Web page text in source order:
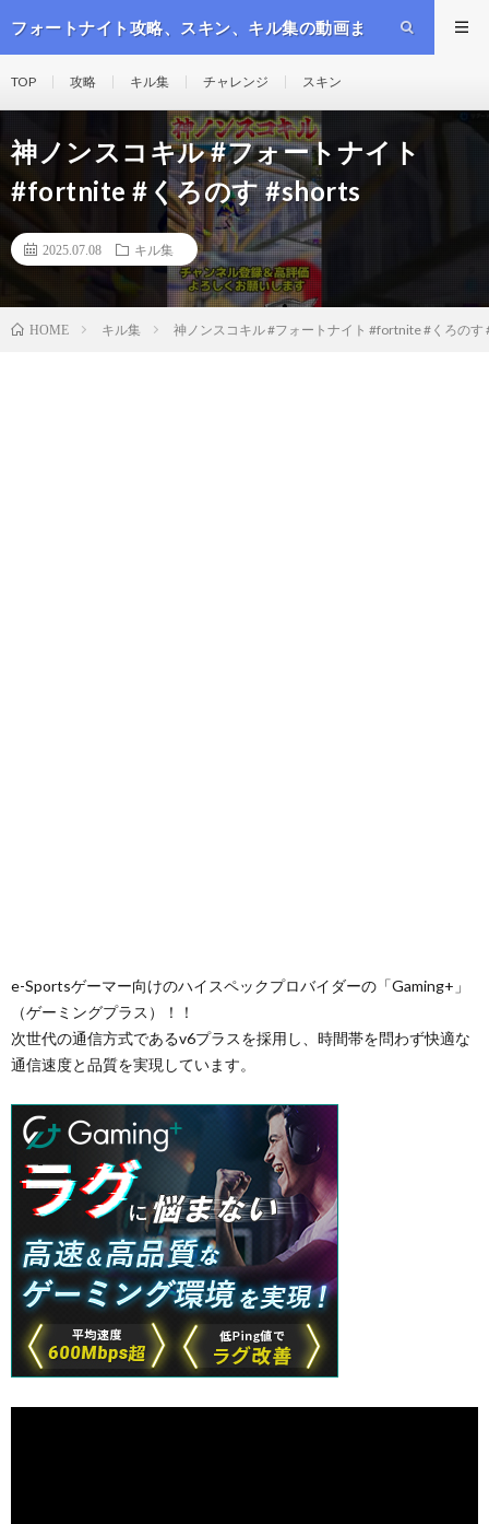
フォートナイト攻略、スキン、キル集の動画ま
TOP 攻略 キル集 チャレンジ スキン
神ノンスコキル #フォートナイト
#fortnite #くろのす #shorts
2025.07.08 キル集
HOME キル集 神ノンスコキル #フォートナイト #fortnite #くろのす
e-Sportsゲーマー向けのハイスペックプロバイダーの「Gaming+」
（ゲーミングプラス）！！
次世代の通信方式であるv6プラスを採用し、時間帯を問わず快適な
通信速度と品質を実現しています。